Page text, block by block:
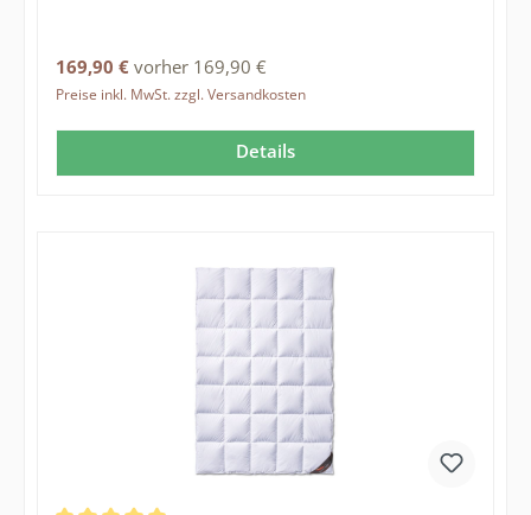
Regulärer Preis:
169,90 € vorher 169,90 €
Preise inkl. MwSt. zzgl. Versandkosten
Details